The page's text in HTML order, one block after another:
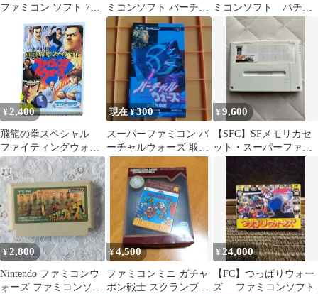
ファミコン ソフト 7本
セット（動作未確認・
ジャンク扱い）
ミコンソフト バーチャ
ルウォーズ
ミコンソフト パチン
コウォーズ
¥ 2,400
飛龍の拳スペシャル
ファイティングウォー
ズ ファミコン FC
現在 ¥300
スーパーファミコン バ
ーチャルウォーズ 取扱
¥9,600
【SFC】SFメモリカセ
ット・スーパーファミ
コンウォーズ ⑤
¥2,800
Nintendo ファミコンウ
ォーズ ファミコンソフ
¥4,500
ファミコンミニ ガチャ
ポン戦士 スクランブル
¥ 24,000
【FC】つっぱりウォー
ズ ファミコンソフト